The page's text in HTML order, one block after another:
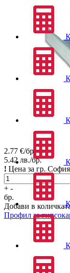
2.77 €/бр.
5.42 лв./бр.
! Цена за гр.
+ -
бр.
Добави в
Профил за